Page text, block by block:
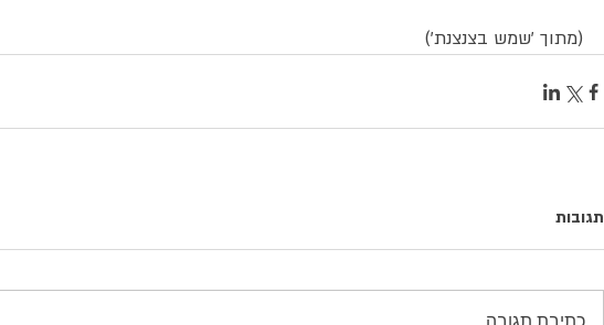
(מתוך 'שמש בצנצנת')
תגובות
כתיבת תגובה...